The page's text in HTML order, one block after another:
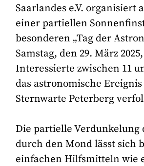
Saarlandes e.V. organisiert
einer partiellen
besonderen „Tag der
Samstag, den 29. März
Interessierte zwischen 11
das astronomische
Sternwarte Peterberg
Die partielle Verdunkelung
durch den Mond lässt sich
einfachen Hilfsmitteln wie